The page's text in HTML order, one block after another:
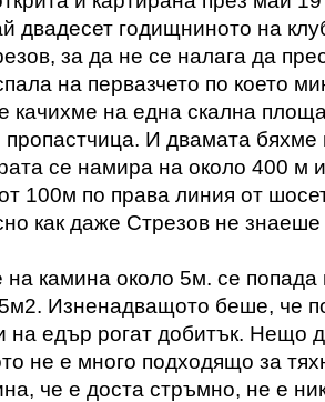
двадесет годищниното на
за да не се налага да
на первазчето по което
качихме на една скална
пропастчица. И двамата бяхме
се намира на около 400 м
100м по права линия от
как даже Стрезов не знаеше
камина около 5м. се попада
Изненадващото беше, че
на едър рогат добитък. Нещо
не е много подходящо за
че е доста стръмно, не е